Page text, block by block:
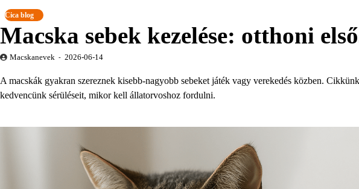
Cica blog
Macska sebek kezelése: otthoni
Macskanevek 2026-06-14
A macskák gyakran szereznek kisebb-nagyobb sebeket játék vagy verekedés közben.
kedvencünk sérüléseit, mikor kell állatorvoshoz fordulni.